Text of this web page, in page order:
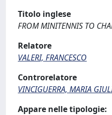
Titolo inglese
FROM MINITENNIS TO
Relatore
VALERI, FRANCESCO
Controrelatore
VINCIGUERRA, MARIA
Appare nelle tipologie: